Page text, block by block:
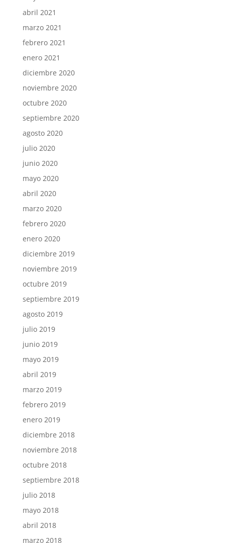
abril 2021
marzo 2021
febrero 2021
enero 2021
diciembre 2020
noviembre 2020
octubre 2020
septiembre 2020
agosto 2020
julio 2020
junio 2020
mayo 2020
abril 2020
marzo 2020
febrero 2020
enero 2020
diciembre 2019
noviembre 2019
octubre 2019
septiembre 2019
agosto 2019
julio 2019
junio 2019
mayo 2019
abril 2019
marzo 2019
febrero 2019
enero 2019
diciembre 2018
noviembre 2018
octubre 2018
septiembre 2018
julio 2018
mayo 2018
abril 2018
marzo 2018